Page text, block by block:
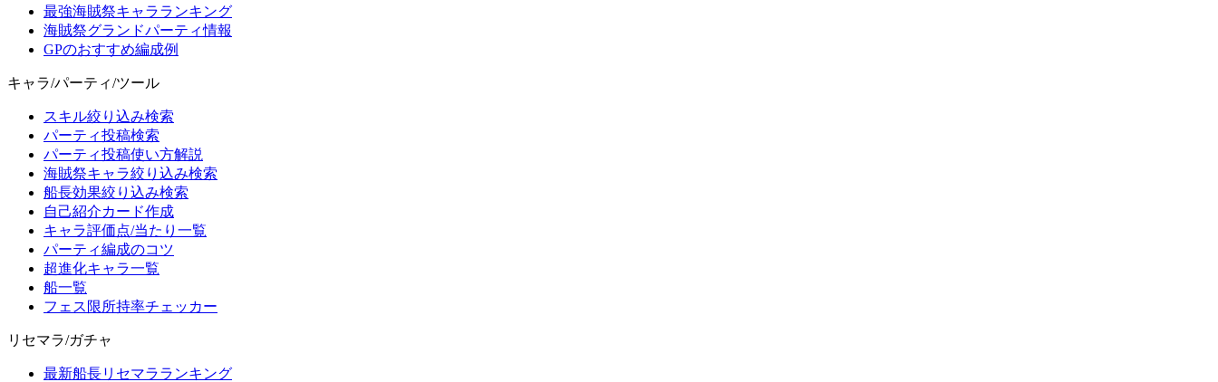
最強海賊祭キャラランキング
海賊祭グランドパーティ情報
GPのおすすめ編成例
キャラ/パーティ/ツール
スキル絞り込み検索
パーティ投稿検索
パーティ投稿使い方解説
海賊祭キャラ絞り込み検索
船長効果絞り込み検索
自己紹介カード作成
キャラ評価点/当たり一覧
パーティ編成のコツ
超進化キャラ一覧
船一覧
フェス限所持率チェッカー
リセマラ/ガチャ
最新船長リセマラランキング